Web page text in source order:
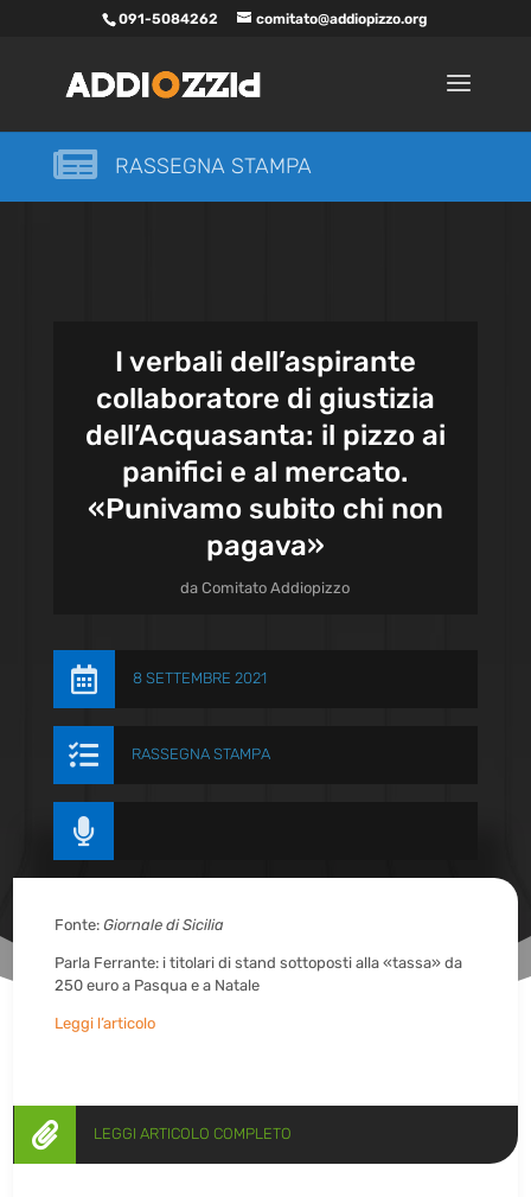
091-5084262 comitato@addiopizzo.org
 RASSEGNA STAMPA
I verbali dell’aspirante
collaboratore di giustizia
dell’Acquasanta: il pizzo ai
panifici e al mercato.
«Punivamo subito chi non
pagava»
daComitato Addiopizzo
 8 SETTEMBRE 2021
 RASSEGNA STAMPA

Fonte:Giornale di Sicilia
Parla Ferrante: i titolari di stand sottoposti alla «tassa» da
250 euro a Pasqua e a Natale
Leggi l’articolo
 LEGGI ARTICOLO COMPLETO